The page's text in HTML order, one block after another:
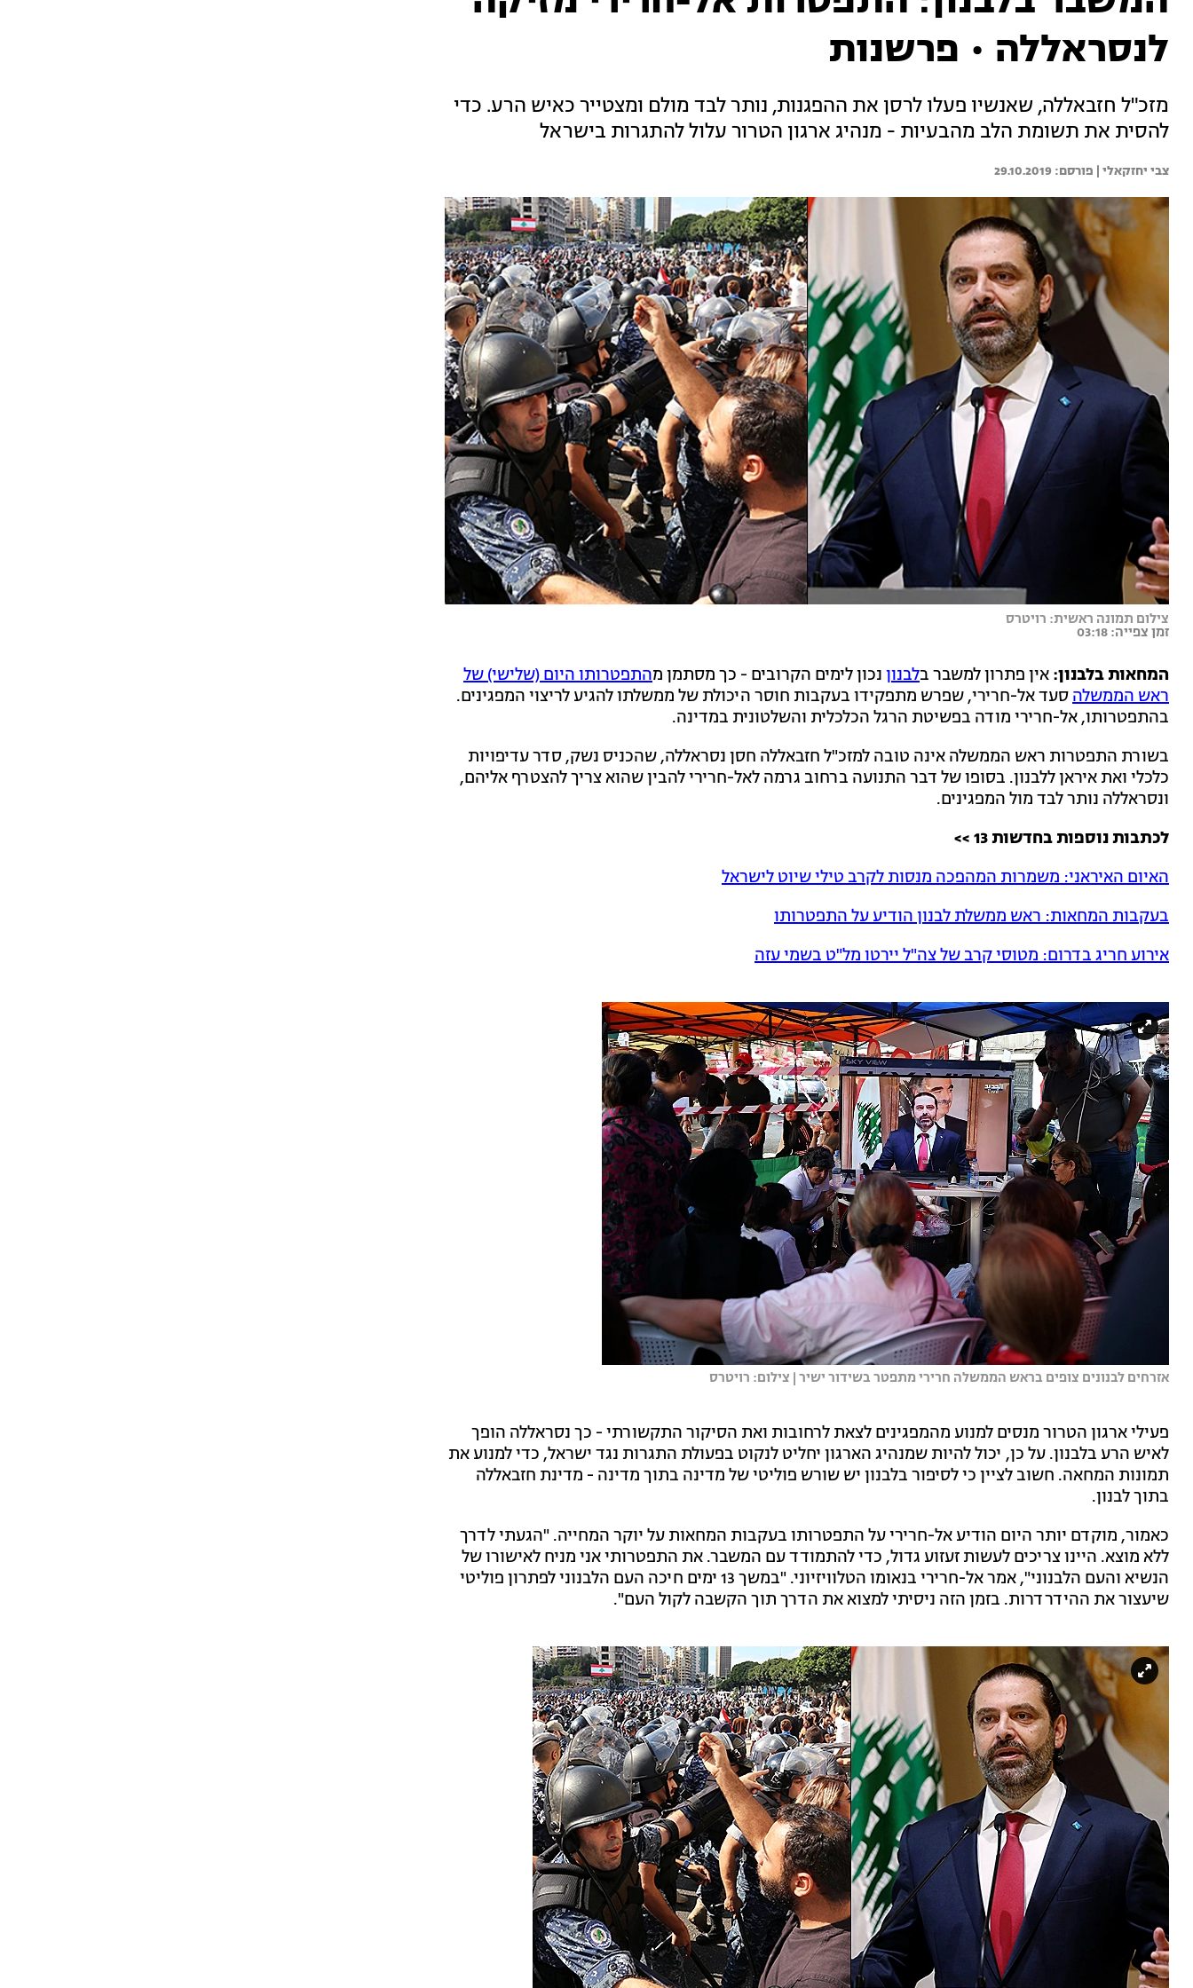
לנסראללה • פרשנות
מזכ"ל חזבאללה, שאנשיו פעלו לרסן את ההפגנות, נותר לבד מולם ומצטייר כאיש הרע. כדי
להסית את תשומת הלב מהבעיות - מנהיג ארגון הטרור עלול להתגרות בישראל
צבי יחזקאלי | 29.10.2019
צילום תמונה ראשית: רויטרס
זמן צפייה: 03:18
המחאות בלבנון: אין פתרון למשבר בלבנון נכון לימים הקרובים - כך מסתמן מהתפטרותו היום (שלישי) של
ראש הממשלהסעד אל-חרירי, שפרש מתפקידו בעקבות חוסר היכולת של ממשלתו להגיע לריצוי המפגינים.
בהתפטרותו, אל-חרירי מודה בפשיטת הרגל הכלכלית והשלטונית במדינה.
בשורת התפטרות ראש הממשלה אינה טובה למזכ"ל חזבאללה חסן נסראללה, שהכניס נשק, סדר עדיפויות
כלכלי ואת איראן ללבנון. בסופו של דבר התנועה ברחוב גרמה לאל-חרירי להבין שהוא צריך להצטרף אליהם,
ונסראללה נותר לבד מול המפגינים.
לכתבות נוספות בחדשות 13 >>
האיום האיראני: משמרות המהפכה מנסות לקרב טילי שיוט לישראל
בעקבות המחאות: ראש ממשלת לבנון הודיע על התפטרותו
אירוע חריג בדרום: מטוסי קרב של צה"ל יירטו מל"ט בשמי עזה
אזרחים לבנונים צופים בראש הממשלה חרירי מתפטר בשידור ישיר | צילום: רויטרס
פעילי ארגון הטרור מנסים למנוע מהמפגינים לצאת לרחובות ואת הסיקור התקשורתי - כך נסראללה הופך
לאיש הרע בלבנון. על כן, יכול להיות שמנהיג הארגון יחליט לנקוט בפעולת התגרות נגד ישראל, כדי למנוע את
תמונות המחאה. חשוב לציין כי לסיפור בלבנון יש שורש פוליטי של מדינה בתוך מדינה - מדינת חזבאללה
בתוך לבנון.
כאמור, מוקדם יותר היום הודיע אל-חרירי על התפטרותו בעקבות המחאות על יוקר המחייה. "הגעתי לדרך
ללא מוצא. היינו צריכים לעשות זעזוע גדול, כדי להתמודד עם המשבר. את התפטרותי אני מניח לאישורו של
הנשיא והעם הלבנוני", אמר אל-חרירי בנאומו הטלוויזיוני. "במשך 13 ימים חיכה העם הלבנוני לפתרון פוליטי
שיעצור את ההידרדרות. בזמן הזה ניסיתי למצוא את הדרך תוך הקשבה לקול העם".